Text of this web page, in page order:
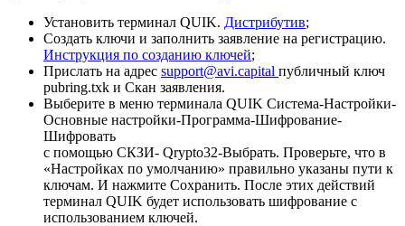
Установить терминал QUIK. Дистрибутив;
Создать ключи и заполнить заявление на регистрацию.
Инструкция по созданию ключей;
Прислать на адрес support@avi.capital публичный ключ
pubring.txk и Скан заявления.
Выберите в меню терминала QUIK Система-Настройки-
Основные настройки-Программа-Шифрование-
Шифровать
с помощью СКЗИ- Qrypto32-Выбрать. Проверьте, что в
«Настройках по умолчанию» правильно указаны пути к
ключам. И нажмите Сохранить. После этих действий
терминал QUIK будет использовать шифрование с
использованием ключей.